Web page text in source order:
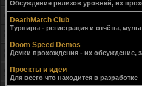
Обсуждение релизов уровней, их
DeathMatch Club
Турниры - регистрация и отчёты,
Doom Speed Demos
Демки прохождения - их обсуждение,
Проекты и идеи
Для всего что находится в разработке